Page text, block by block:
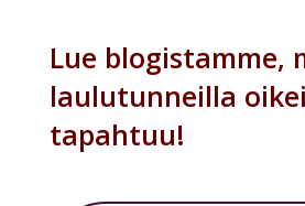
Lue blogistamme,
laulutunneilla
tapahtuu!